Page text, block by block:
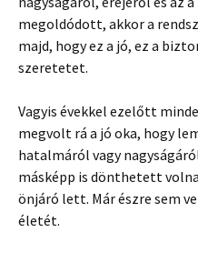
megoldódott, akkor a
majd, hogy ez a jó, ez a
szeretetet.
Vagyis évekkel ezelőtt
megvolt rá a jó oka, hogy
hatalmáról vagy
másképp is dönthetett
önjáró lett. Már észre sem
életét.